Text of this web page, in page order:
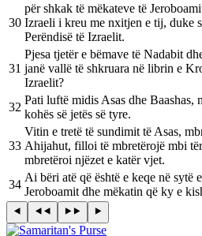
30
për shkak të mëkateve të
Izraeli i kreu me nxitjen e tij, duke
Perëndisë të Izraelit.
31
Pjesa tjetër e bëmave të Nadabit
janë vallë të shkruara në librin e
Izraelit?
32
Pati luftë midis Asas dhe Baashas,
kohës së jetës së tyre.
33
Vitin e tretë të sundimit të Asas,
Ahijahut, filloi të mbretërojë mbi
mbretëroi njëzet e katër vjet.
34
Ai bëri atë që është e keqe në sytë
Jeroboamit dhe mëkatin që ky e